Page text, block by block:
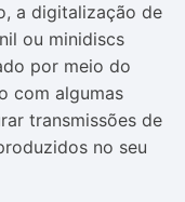
a digitalização de
ou minidiscs
por meio do
com algumas
transmissões de
no seu